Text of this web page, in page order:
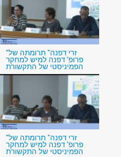
"זרי דפנה" תרומתה של
פרופ' דפנה למיש למחקר
הפמיניסטי של התקשורת
"זרי דפנה" תרומתה של
פרופ' דפנה למיש למחקר
הפמיניסטי של התקשורת